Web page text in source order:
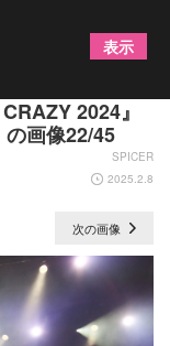
、10-
2024』
画像22/45
SPICER
2025.2.8
次の画像
表示